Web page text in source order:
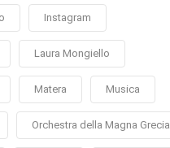
Instagram
Laura Mongiello
Matera Musica
Orchestra della Magna Grecia